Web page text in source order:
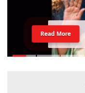
Read More